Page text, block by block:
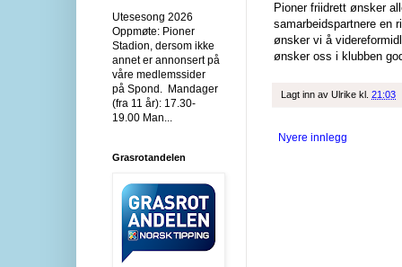
Pioner friidrett ønsker
samarbeidspartnere en
ønsker vi å
ønsker oss i klubben
Lagt inn av Ulrike kl. 21:03
Nyere innlegg
Utesesong 2026
Oppmøte: Pioner
Stadion, dersom ikke
annet er annonsert på
våre medlemssider
på Spond. Mandager
(fra 11 år): 17.30-
19.00 Man...
Grasrotandelen